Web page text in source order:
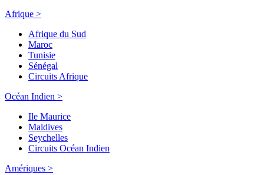
Afrique >
Afrique du Sud
Maroc
Tunisie
Sénégal
Circuits Afrique
Océan Indien >
Ile Maurice
Maldives
Seychelles
Circuits Océan Indien
Amériques >